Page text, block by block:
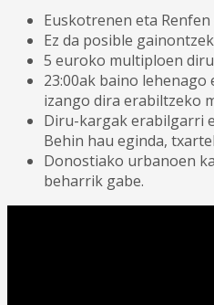
Euskotrenen eta Renfen
Ez da posible
5 euroko multiploen
23:00ak baino
izango dira erabiltzeko
Diru-kargak erabilgarri
Behin hau eginda,
Donostiako urbanoen
beharrik gabe.